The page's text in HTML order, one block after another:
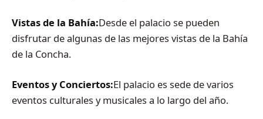
Vistas de la Bahía:Desde el palacio se pueden
disfrutar de algunas de las mejores vistas de la Bahía
de la Concha.
Eventos y Conciertos:El palacio es sede de varios
eventos culturales y musicales a lo largo del año.